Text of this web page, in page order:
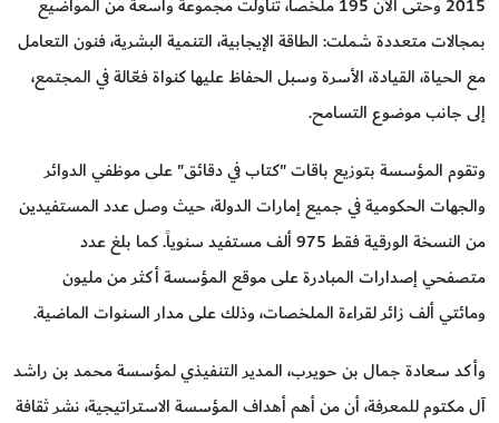
بمجالات متعددة شملت: الطاقة الإيجابية، التنمية البشرية، فنون التعامل
مع الحياة، القيادة، الأسرة وسبل الحفاظ عليها كنواة فعّالة في المجتمع،
إلى جانب موضوع التسامح.
وتقوم المؤسسة بتوزيع باقات "كتاب في دقائق" على موظفي الدوائر
والجهات الحكومية في جميع إمارات الدولة، حيث وصل عدد المستفيدين
من النسخة الورقية فقط 975 ألف مستفيد سنوياً. كما بلغ عدد
متصفحي إصدارات المبادرة على موقع المؤسسة أكثر من مليون
ومائتي ألف زائر لقراءة الملخصات، وذلك على مدار السنوات الماضية.
وأكد سعادة جمال بن حويرب، المدير التنفيذي لمؤسسة محمد بن راشد
آل مكتوم للمعرفة، أن من أهم أهداف المؤسسة الاستراتيجية، نشر ثقافة